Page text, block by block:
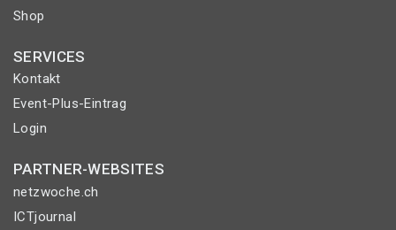
Shop
SERVICES
Kontakt
Event-Plus-Eintrag
Login
PARTNER-WEBSITES
netzwoche.ch
ICTjournal